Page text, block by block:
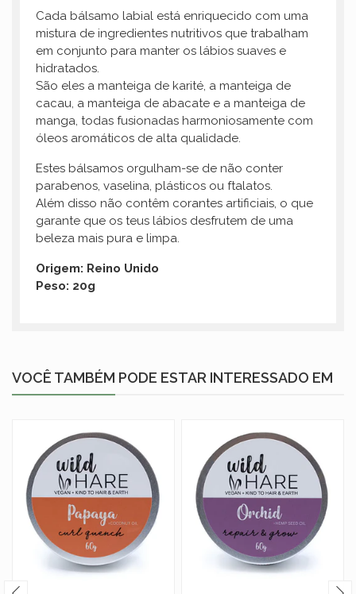
Cada bálsamo labial está enriquecido com uma
mistura de ingredientes nutritivos que trabalham
em conjunto para manter os lábios suaves e
hidratados.
São eles a manteiga de karité, a manteiga de
cacau, a manteiga de abacate e a manteiga de
manga, todas fusionadas harmoniosamente com
óleos aromáticos de alta qualidade.
Estes bálsamos orgulham-se de não conter
parabenos, vaselina, plásticos ou ftalatos.
Além disso não contêm corantes artificiais, o que
garante que os teus lábios desfrutem de uma
beleza mais pura e limpa.
Origem: Reino Unido
Peso: 20g
VOCÊ TAMBÉM PODE ESTAR INTERESSADO EM